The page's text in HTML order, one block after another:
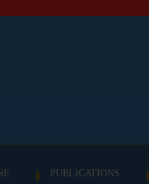
PUBLICATIONS